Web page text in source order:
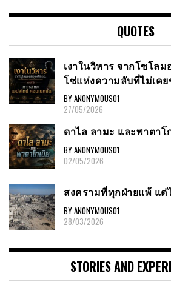
QUOTES
เงาในวิหาร จากโซโล
โซ่แห่งความลับที่ไม่เค
BY ANONYMOUS01
27/05/2026
ดาไล ลามะ และพาตาโ
BY ANONYMOUS01
02/05/2026
สงครามที่ทุกฝ่ายแพ้ แต่
BY ANONYMOUS01
28/03/2026
STORIES AND